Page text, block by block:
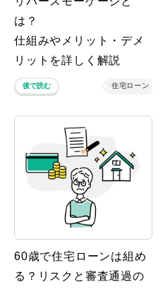
は？
仕組みやメリット・デメ
リットを詳しく解説
後で読む 住宅ローン
60歳で住宅ローンは組め
る？リスクと審査通過の